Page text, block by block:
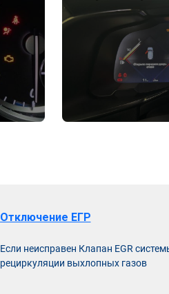
Отключение ЕГР
Если неисправен Клапан EGR
рециркуляции выхлопных газов